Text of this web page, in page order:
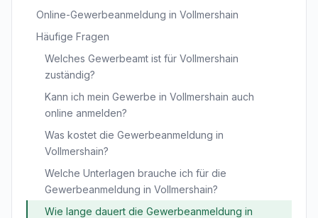
Online-Gewerbeanmeldung in Vollmershain
Häufige Fragen
Welches Gewerbeamt ist für Vollmershain
zuständig?
Kann ich mein Gewerbe in Vollmershain auch
online anmelden?
Was kostet die Gewerbeanmeldung in
Vollmershain?
Welche Unterlagen brauche ich für die
Gewerbeanmeldung in Vollmershain?
Wie lange dauert die Gewerbeanmeldung in